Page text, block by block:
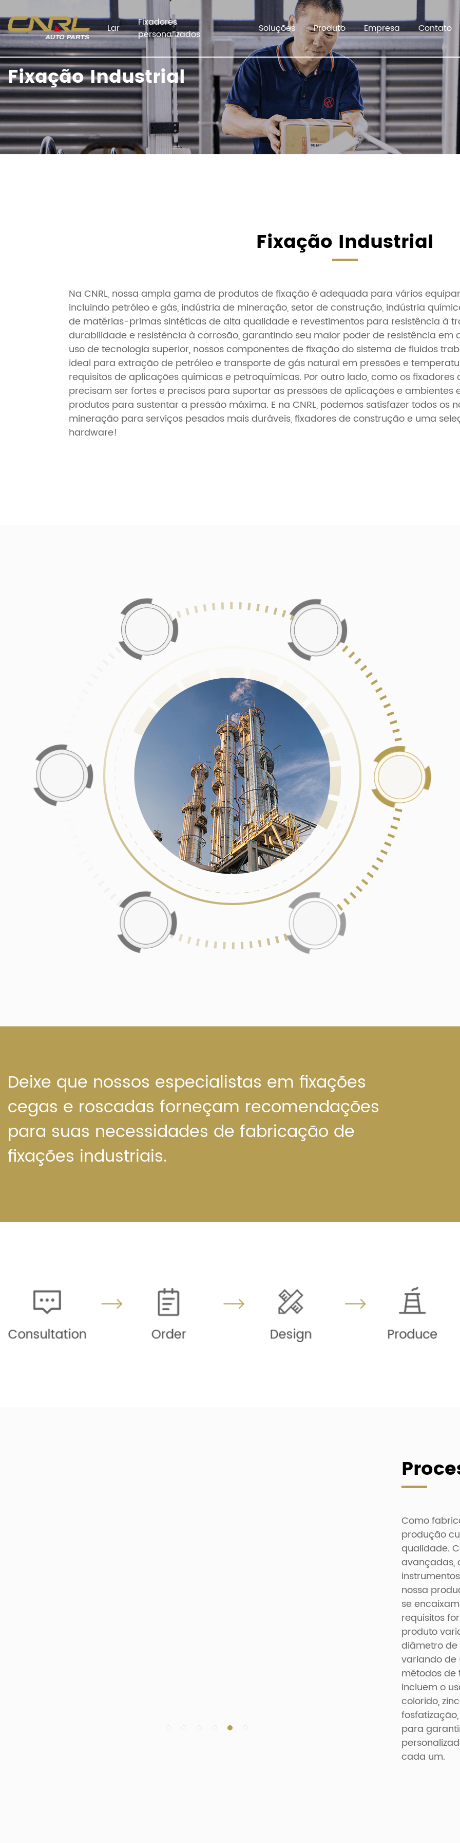
Lar
Fixadores
personalizados
Soluções Produto Empresa Contato
Fixação Industrial
Fixação Industrial
Na CNRL, nossa ampla gama de produtos de fixação é adequada para vários
incluindo petróleo e gás, indústria de mineração, setor de construção, indústria
de matérias-primas sintéticas de alta qualidade e revestimentos para resistência à
durabilidade e resistência à corrosão, garantindo seu maior poder de resistência em
uso de tecnologia superior, nossos componentes de fixação do sistema de fluidos
ideal para extração de petróleo e transporte de gás natural em pressões e
requisitos de aplicações químicas e petroquímicas. Por outro lado, como os
precisam ser fortes e precisos para suportar as pressões de aplicações e ambientes
produtos para sustentar a pressão máxima. E na CNRL, podemos satisfazer todos os
mineração para serviços pesados mais duráveis, fixadores de construção e uma
hardware!
Deixe que nossos especialistas em fixações
cegas e roscadas forneçam recomendações
para suas necessidades de fabricação de
fixações industriais.
Como
produção
qualidade.
avançadas,
nossa
se
requisitos
produto
diâmetro
variando de
métodos
incluem o
colorido,
para
cada um.